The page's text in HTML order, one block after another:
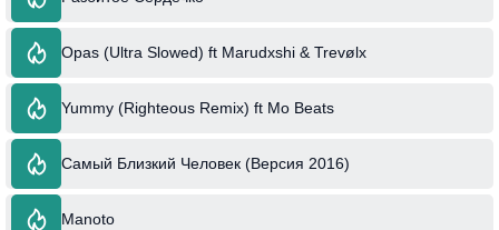
Opas (Ultra Slowed) ft Marudxshi & Trevølx
Yummy (Righteous Remix) ft Mo Beats
Самый Близкий Человек (Версия 2016)
Manoto